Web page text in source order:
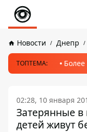
Новости Днепр
ТОПТЕМА:
02:28, 10 января
Затерянные в
детей живут